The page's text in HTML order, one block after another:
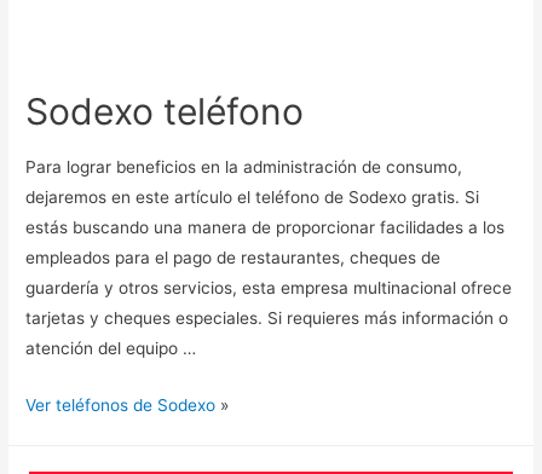
Sodexo teléfono
Para lograr beneficios en la administración de consumo,
dejaremos en este artículo el teléfono de Sodexo gratis. Si
estás buscando una manera de proporcionar facilidades a los
empleados para el pago de restaurantes, cheques de
guardería y otros servicios, esta empresa multinacional ofrece
tarjetas y cheques especiales. Si requieres más información o
atención del equipo …
Ver teléfonos de Sodexo »